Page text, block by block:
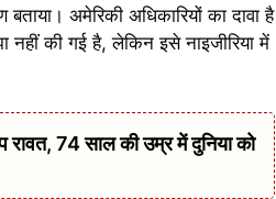
अमेरिकी अधिकारियों का दावा है
नहीं की गई है, लेकिन इसे नाइजीरिया में
74 साल की उम्र में दुनिया को